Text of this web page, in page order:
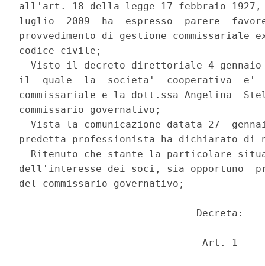
all'art. 18 della legge 17 febbraio
luglio  2009  ha  espresso  parere
provvedimento di gestione commissariale
codice civile;
Visto il decreto direttoriale 4
il  quale  la  societa'  cooperativa  e'
commissariale e la dott.ssa Angelina
commissario governativo;
Vista la comunicazione datata 27
predetta professionista ha dichiarato
Ritenuto che stante la particolare
dell'interesse dei soci, sia opportuno
del commissario governativo;
                              Decreta:
                               Art. 1